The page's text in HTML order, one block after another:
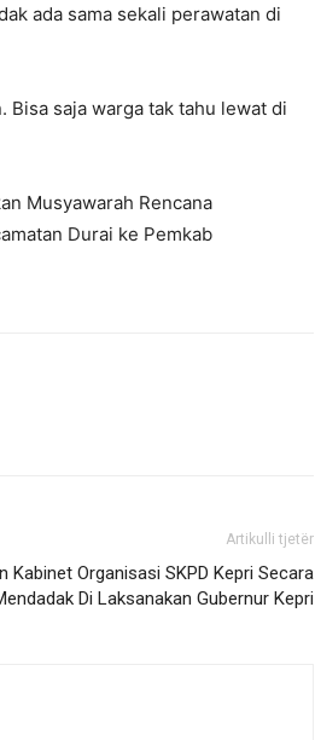
ada sama sekali perawatan di
Bisa saja warga tak tahu lewat di
Musyawarah Rencana
Durai ke Pemkab
Artikulli tjetër
Kabinet Organisasi SKPD Kepri Secara
Di Laksanakan Gubernur Kepri